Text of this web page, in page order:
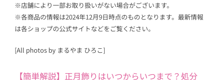
※店舗により一部お取り扱いがない場合がございます。
※各商品の情報は2024年12月9日時点のものとなります。最新情報
は各ショップの公式サイトなどをご覧ください。
[All photos by まるやま ひろこ]
【簡単解説】正月飾りはいつからいつまで？処分